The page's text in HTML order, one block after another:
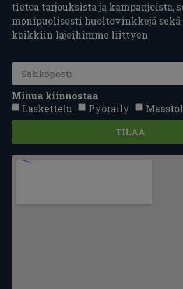
tietoa tarjouksista ja kampanjoista,
monipuolisesti huoltovinkkejä
kaikkiin lajeihimme liittyen
Minua kiinnostaa
Laskettelu
Pyöräily
TILAA